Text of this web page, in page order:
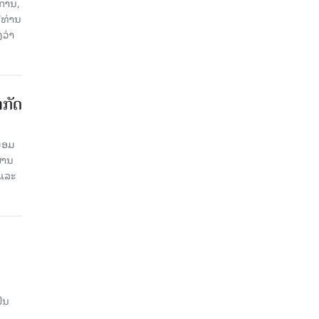
ານ
າ
ດ
ມ
ນ​
ລະ